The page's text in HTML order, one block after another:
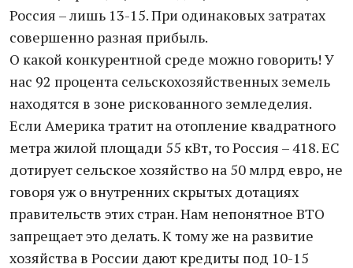
Россия – лишь 13-15. При одинаковых затратах
совершенно разная прибыль.
О какой конкурентной среде можно говорить! У
нас 92 процента сельскохозяйственных земель
находятся в зоне рискованного земледелия.
Если Америка тратит на отопление квадратного
метра жилой площади 55 кВт, то Россия – 418. ЕС
дотирует сельское хозяйство на 50 млрд евро, не
говоря уж о внутренних скрытых дотациях
правительств этих стран. Нам непонятное ВТО
запрещает это делать. К тому же на развитие
хозяйства в России дают кредиты под 10-15